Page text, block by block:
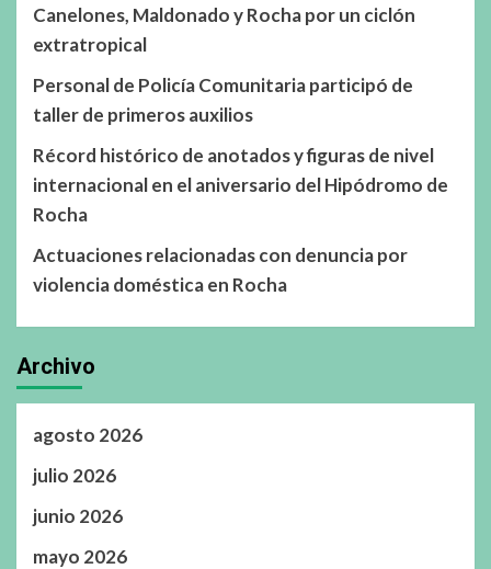
Canelones, Maldonado y Rocha por un ciclón
extratropical
Personal de Policía Comunitaria participó de
taller de primeros auxilios
Récord histórico de anotados y figuras de nivel
internacional en el aniversario del Hipódromo de
Rocha
Actuaciones relacionadas con denuncia por
violencia doméstica en Rocha
Archivo
agosto 2026
julio 2026
junio 2026
mayo 2026